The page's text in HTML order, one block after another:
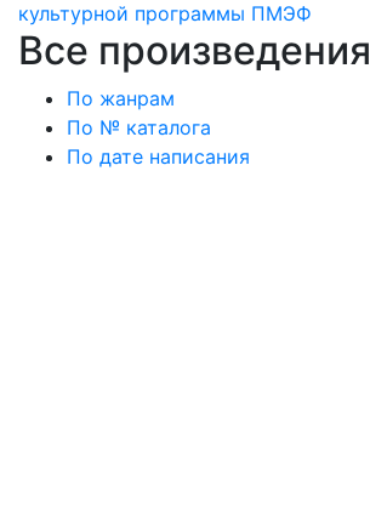
культурной программы ПМЭФ
Все произведения
По жанрам
По № каталога
По дате написания